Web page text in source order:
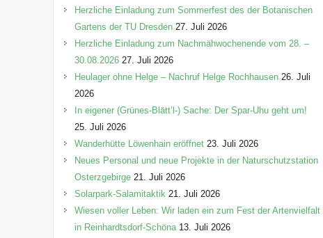
Herzliche Einladung zum Sommerfest des der Botanischen
Gartens der TU Dresden 27. Juli 2026
Herzliche Einladung zum Nachmähwochenende vom 28. –
30.08.2026 27. Juli 2026
Heulager ohne Helge – Nachruf Helge Rochhausen 26. Juli
2026
In eigener (Grünes-Blätt’l-) Sache: Der Spar-Uhu geht um!
25. Juli 2026
Wanderhütte Löwenhain eröffnet 23. Juli 2026
Neues Personal und neue Projekte in der Naturschutzstation
Osterzgebirge 21. Juli 2026
Solarpark-Salamitaktik 21. Juli 2026
Wiesen voller Leben: Wir laden ein zum Fest der Artenvielfalt
in Reinhardtsdorf-Schöna 13. Juli 2026